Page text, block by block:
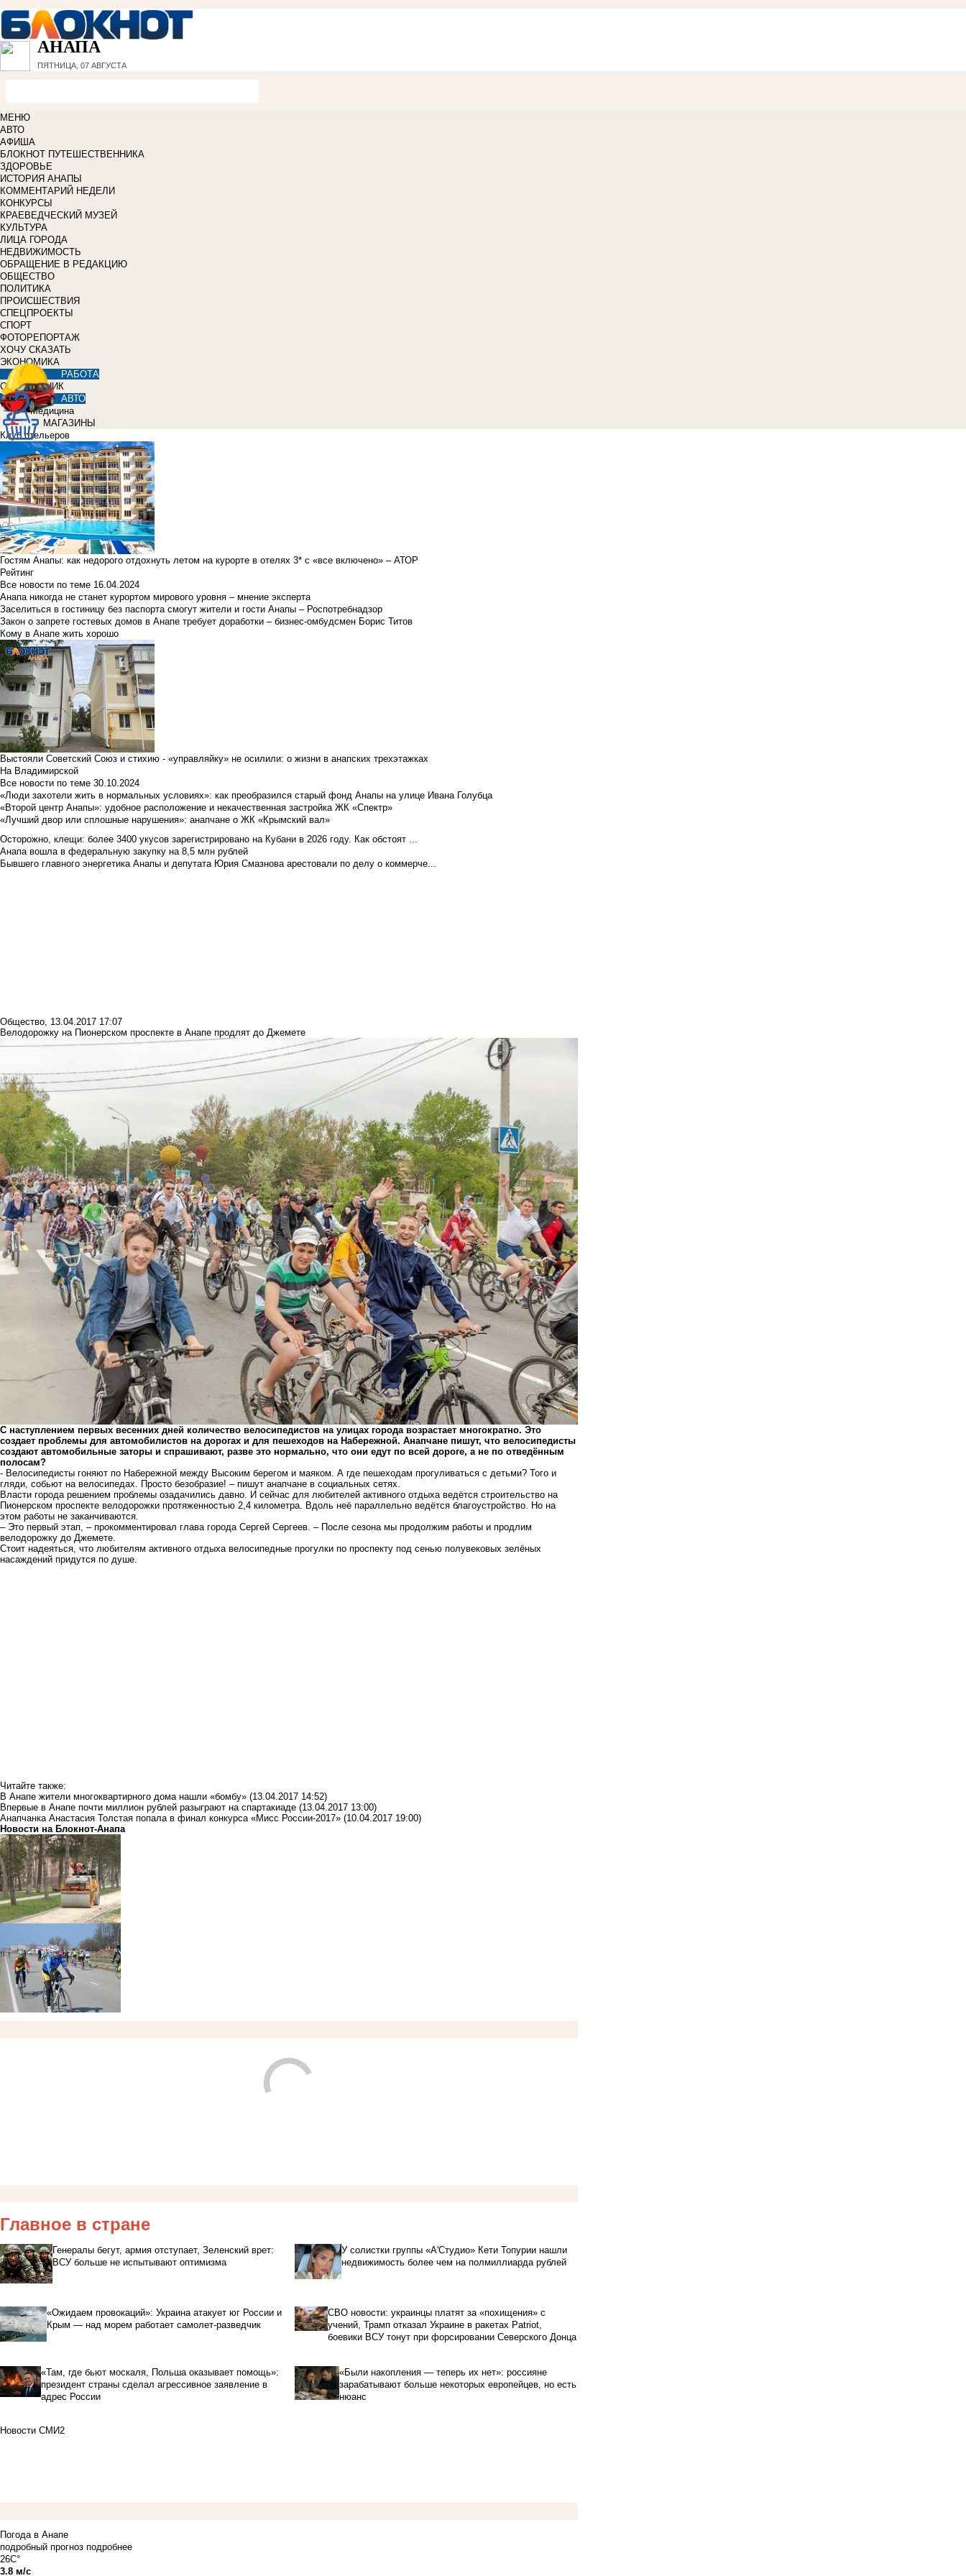
АНАПА
ПЯТНИЦА, 07 АВГУСТА
МЕНЮ
АВТО
АФИША
БЛОКНОТ ПУТЕШЕСТВЕННИКА
ЗДОРОВЬЕ
ИСТОРИЯ АНАПЫ
КОММЕНТАРИЙ НЕДЕЛИ
КОНКУРСЫ
КРАЕВЕДЧЕСКИЙ МУЗЕЙ
КУЛЬТУРА
ЛИЦА ГОРОДА
НЕДВИЖИМОСТЬ
ОБРАЩЕНИЕ В РЕДАКЦИЮ
ОБЩЕСТВО
ПОЛИТИКА
ПРОИСШЕСТВИЯ
СПЕЦПРОЕКТЫ
СПОРТ
ФОТОРЕПОРТАЖ
ХОЧУ СКАЗАТЬ
ЭКОНОМИКА
РАБОТА
СПРАВОЧНИК
АВТО
Медицина
МАГАЗИНЫ
Клуб отельеров
Гостям Анапы: как недорого отдохнуть летом на курорте в отелях 3* с «все включено» – АТОР
Рейтинг
Все новости по теме 16.04.2024
Анапа никогда не станет курортом мирового уровня – мнение эксперта
Заселиться в гостиницу без паспорта смогут жители и гости Анапы – Роспотребнадзор
Закон о запрете гостевых домов в Анапе требует доработки – бизнес-омбудсмен Борис Титов
Кому в Анапе жить хорошо
Выстояли Советский Союз и стихию - «управляйку» не осилили: о жизни в анапских трехэтажках
На Владимирской
Все новости по теме 30.10.2024
«Люди захотели жить в нормальных условиях»: как преобразился старый фонд Анапы на улице Ивана Голубца
«Второй центр Анапы»: удобное расположение и некачественная застройка ЖК «Спектр»
«Лучший двор или сплошные нарушения»: анапчане о ЖК «Крымский вал»
Осторожно, клещи: более 3400 укусов зарегистрировано на Кубани в 2026 году. Как обстоят ...
Анапа вошла в федеральную закупку на 8,5 млн рублей
Бывшего главного энергетика Анапы и депутата Юрия Смазнова арестовали по делу о коммерче...
Общество, 13.04.2017 17:07
Велодорожку на Пионерском проспекте в Анапе продлят до Джемете
С наступлением первых весенних дней количество велосипедистов на улицах города возрастает многократно. Это
создает проблемы для автомобилистов на дорогах и для пешеходов на Набережной. Анапчане пишут, что велосипедисты
создают автомобильные заторы и спрашивают, разве это нормально, что они едут по всей дороге, а не по отведённым
полосам?
- Велосипедисты гоняют по Набережной между Высоким берегом и маяком. А где пешеходам прогуливаться с детьми? Того и
гляди, собьют на велосипедах. Просто безобразие! – пишут анапчане в социальных сетях.
Власти города решением проблемы озадачились давно. И сейчас для любителей активного отдыха ведётся строительство на
Пионерском проспекте велодорожки протяженностью 2,4 километра. Вдоль неё параллельно ведётся благоустройство. Но на
этом работы не заканчиваются.
– Это первый этап, – прокомментировал глава города Сергей Сергеев. – После сезона мы продолжим работы и продлим
велодорожку до Джемете.
Стоит надеяться, что любителям активного отдыха велосипедные прогулки по проспекту под сенью полувековых зелёных
насаждений придутся по душе.
Читайте также:
В Анапе жители многоквартирного дома нашли «бомбу» (13.04.2017 14:52)
Впервые в Анапе почти миллион рублей разыграют на спартакиаде (13.04.2017 13:00)
Анапчанка Анастасия Толстая попала в финал конкурса «Мисс России-2017» (10.04.2017 19:00)
Новости на Блoкнoт-Анапа
Главное в стране
Генералы бегут, армия отступает, Зеленский врет:
ВСУ больше не испытывают оптимизма
У солистки группы «А'Студио» Кети Топурии нашли
недвижимость более чем на полмиллиарда рублей
«Ожидаем провокаций»: Украина атакует юг России и
Крым — над морем работает самолет-разведчик
СВО новости: украинцы платят за «похищения» с
учений, Трамп отказал Украине в ракетах Patriot,
боевики ВСУ тонут при форсировании Северского Донца
«Там, где бьют москаля, Польша оказывает помощь»:
президент страны сделал агрессивное заявление в
адрес России
«Были накопления — теперь их нет»: россияне
зарабатывают больше некоторых европейцев, но есть
нюанс
Новости СМИ2
Погода в Анапе
подробный прогноз подробнее
26C°
3.8 м/с